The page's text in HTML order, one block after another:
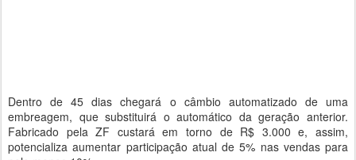
Dentro de 45 dias chegará o câmbio automatizado de uma
embreagem, que substituirá o automático da geração anterior.
Fabricado pela ZF custará em torno de R$ 3.000 e, assim,
potencializa aumentar participação atual de 5% nas vendas para